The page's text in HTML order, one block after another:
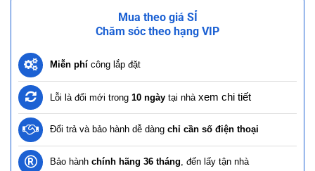
Mua theo giá SỈ
Chăm sóc theo hạng VIP
Miễn phí công lắp đặt
Lỗi là đổi mới trong 10 ngày tại nhà xem chi tiết
Đổi trả và bảo hành dễ dàng chỉ cần số điện thoại
Bảo hành chính hãng 36 tháng, đến lấy tận nhà